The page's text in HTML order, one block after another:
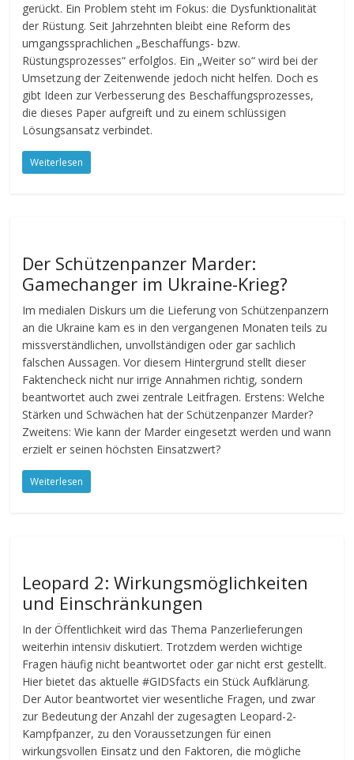
gerückt. Ein Problem steht im Fokus: die Dysfunktionalität
der Rüstung. Seit Jahrzehnten bleibt eine Reform des
umgangssprachlichen „Beschaffungs- bzw.
Rüstungsprozesses“ erfolglos. Ein „Weiter so“ wird bei der
Umsetzung der Zeitenwende jedoch nicht helfen. Doch es
gibt Ideen zur Verbesserung des Beschaffungsprozesses,
die dieses Paper aufgreift und zu einem schlüssigen
Lösungsansatz verbindet.
Weiterlesen
Der Schützenpanzer Marder:
Gamechanger im Ukraine-Krieg?
Im medialen Diskurs um die Lieferung von Schützenpanzern
an die Ukraine kam es in den vergangenen Monaten teils zu
missverständlichen, unvollständigen oder gar sachlich
falschen Aussagen. Vor diesem Hintergrund stellt dieser
Faktencheck nicht nur irrige Annahmen richtig, sondern
beantwortet auch zwei zentrale Leitfragen. Erstens: Welche
Stärken und Schwächen hat der Schützenpanzer Marder?
Zweitens: Wie kann der Marder eingesetzt werden und wann
erzielt er seinen höchsten Einsatzwert?
Weiterlesen
Leopard 2: Wirkungsmöglichkeiten
und Einschränkungen
In der Öffentlichkeit wird das Thema Panzerlieferungen
weiterhin intensiv diskutiert. Trotzdem werden wichtige
Fragen häufig nicht beantwortet oder gar nicht erst gestellt.
Hier bietet das aktuelle #GIDSfacts ein Stück Aufklärung.
Der Autor beantwortet vier wesentliche Fragen, und zwar
zur Bedeutung der Anzahl der zugesagten Leopard-2-
Kampfpanzer, zu den Voraussetzungen für einen
wirkungsvollen Einsatz und den Faktoren, die mögliche